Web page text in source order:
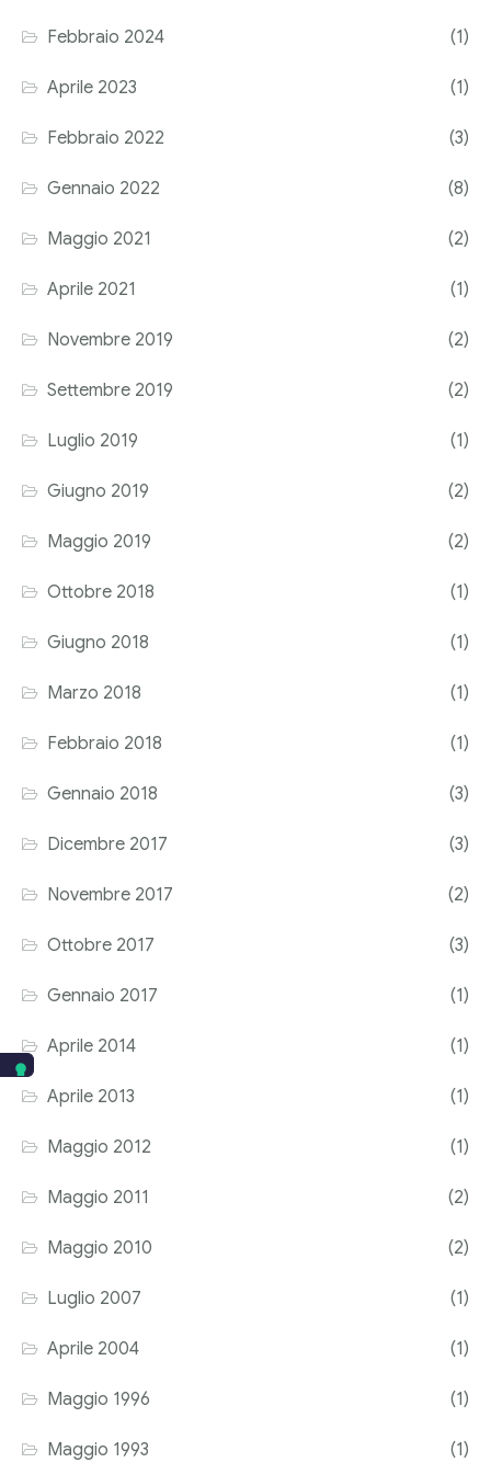
Corriere tributario
Editore Euroconference
Il Giornale del Revisore
Forum Fiscale
Articoli
Febbraio 2024 (1)
Aprile 2023 (1)
Febbraio 2022 (3)
Gennaio 2022 (8)
Maggio 2021 (2)
Aprile 2021 (1)
Novembre 2019 (2)
Settembre 2019 (2)
Luglio 2019 (1)
Giugno 2019 (2)
Maggio 2019 (2)
Ottobre 2018 (1)
Giugno 2018 (1)
Marzo 2018 (1)
Febbraio 2018 (1)
Gennaio 2018 (3)
Dicembre 2017 (3)
Novembre 2017 (2)
Ottobre 2017 (3)
Gennaio 2017 (1)
Aprile 2014 (1)
Aprile 2013 (1)
Maggio 2012 (1)
Maggio 2011 (2)
Maggio 2010 (2)
Luglio 2007 (1)
Aprile 2004 (1)
Maggio 1996 (1)
Maggio 1993 (1)